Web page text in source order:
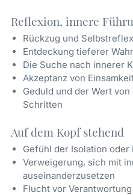
Reflexion, innere
Rückzug und
Entdeckung tieferer
Die Suche nach innerer
Akzeptanz von
Geduld und der Wert
Schritten
Auf dem Kopf stehend
Gefühl der Isolation oder
Verweigerung, sich mit
auseinanderzusetzen
Flucht vor